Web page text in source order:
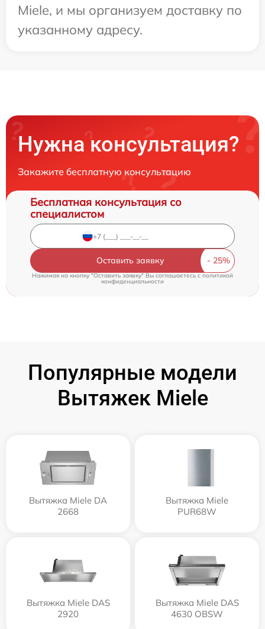
Miele, и мы организуем доставку по
указанному адресу.
Нужна консультация?
Закажите бесплатную консультацию
Бесплатная консультация со
специалистом
Оставить заявку
Нажимая на кнопку "Оставить заявку" Вы соглашаетесь c политикой
конфиденциальности
Популярные модели
Вытяжек Miele
Вытяжка Miele DA
2668
Вытяжка Miele
PUR68W
Вытяжка Miele DAS
2920
Вытяжка Miele DAS
4630 OBSW